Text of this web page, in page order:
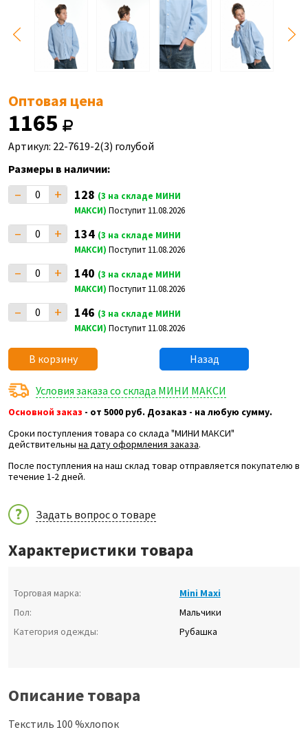
Оптовая цена
1165
Артикул: 22-7619-2(3) голубой
Размеры в наличии:
– + 128 (3 на складе МИНИ
МАКСИ) Поступит 11.08.2026
– + 134 (3 на складе МИНИ
МАКСИ) Поступит 11.08.2026
– + 140 (3 на складе МИНИ
МАКСИ) Поступит 11.08.2026
– + 146 (3 на складе МИНИ
МАКСИ) Поступит 11.08.2026
В корзину Назад
Условия заказа со склада МИНИ МАКСИ
Основной заказ - от 5000 руб. Дозаказ - на любую сумму.
Сроки поступления товара со склада "МИНИ МАКСИ"
действительны на дату оформления заказа.
После поступления на наш склад товар отправляется покупателю в
течение 1-2 дней.
Задать вопрос о товаре
Характеристики товара
Торговая марка:
Mini Maxi
Пол:
Мальчики
Категория одежды:
Рубашка
Описание товара
Текстиль 100 %хлопок